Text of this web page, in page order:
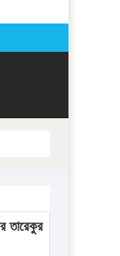
তারেকুর